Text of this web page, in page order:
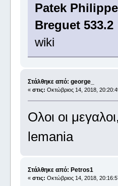
Patek
Breguet 533.2
wiki
Στάλθηκε από: george_
« στις: Οκτώβριος 14, 2018,
Ολοι οι
lemania
Στάλθηκε από: Petros1
« στις: Οκτώβριος 14, 2018,